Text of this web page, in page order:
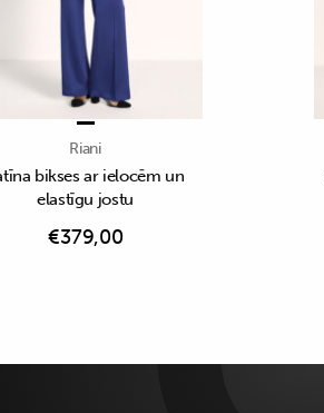
Riani
bikses ar ielocēm un
elastīgu jostu
€379,00